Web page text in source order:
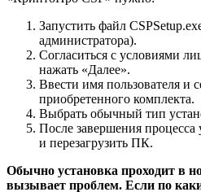
Запустить файл
администратора).
Согласиться с условиями
нажать «Далее».
Ввести имя пользователя и
приобретенного комплекта.
Выбрать обычный тип
После завершения процесса
и перезагрузить ПК.
Обычно установка проходит в
вызывает проблем. Если по